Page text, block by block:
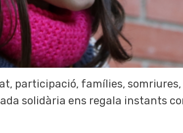
participació, famílies, somriures,
solidària ens regala instants